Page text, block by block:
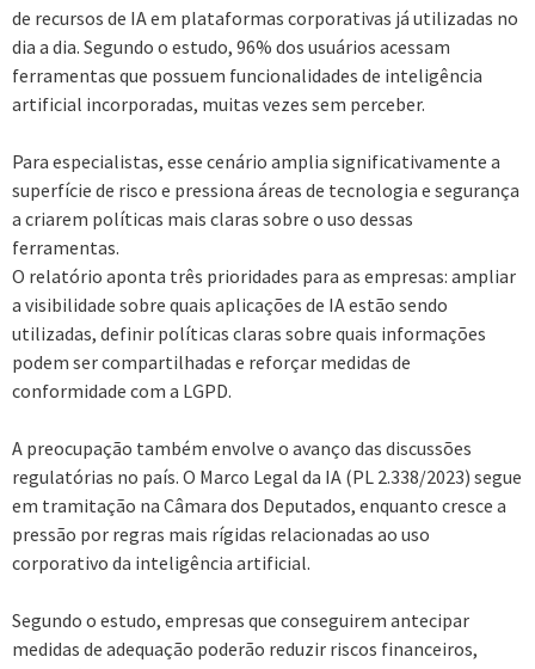
de recursos de IA em plataformas corporativas já utilizadas no
dia a dia. Segundo o estudo, 96% dos usuários acessam
ferramentas que possuem funcionalidades de inteligência
artificial incorporadas, muitas vezes sem perceber.
Para especialistas, esse cenário amplia significativamente a
superfície de risco e pressiona áreas de tecnologia e segurança
a criarem políticas mais claras sobre o uso dessas
ferramentas.
O relatório aponta três prioridades para as empresas: ampliar
a visibilidade sobre quais aplicações de IA estão sendo
utilizadas, definir políticas claras sobre quais informações
podem ser compartilhadas e reforçar medidas de
conformidade com a LGPD.
A preocupação também envolve o avanço das discussões
regulatórias no país. O Marco Legal da IA (PL 2.338/2023) segue
em tramitação na Câmara dos Deputados, enquanto cresce a
pressão por regras mais rígidas relacionadas ao uso
corporativo da inteligência artificial.
Segundo o estudo, empresas que conseguirem antecipar
medidas de adequação poderão reduzir riscos financeiros,